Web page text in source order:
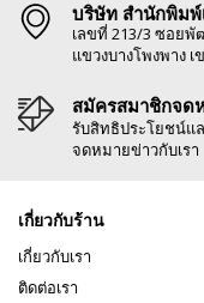
บริษัท สำนักพิมพ์
เลขที่ 213/3 ซอยพั
แขวงบางโพงพาง
สมัครสมาชิกจด
รับสิทธิประโยชน์แ
จดหมายข่าวกับเรา
เกี่ยวกับร้าน
เกี่ยวกับเรา
ติดต่อเรา